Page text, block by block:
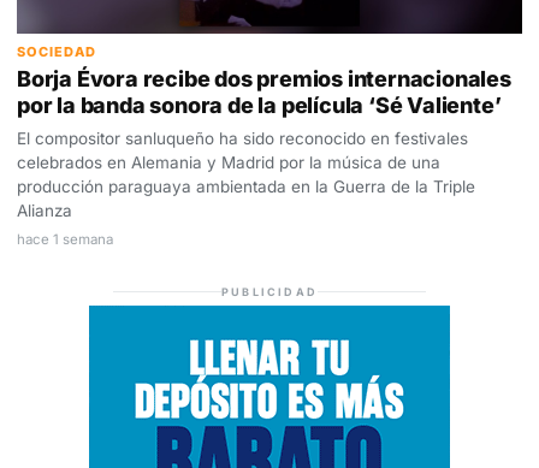
SOCIEDAD
Borja Évora recibe dos premios internacionales
por la banda sonora de la película ‘Sé Valiente’
El compositor sanluqueño ha sido reconocido en festivales
celebrados en Alemania y Madrid por la música de una
producción paraguaya ambientada en la Guerra de la Triple
Alianza
hace 1 semana
PUBLICIDAD